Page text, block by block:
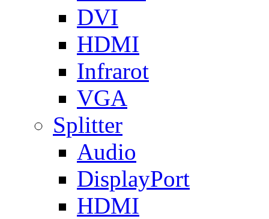
DVI
HDMI
Infrarot
VGA
Splitter
Audio
DisplayPort
HDMI